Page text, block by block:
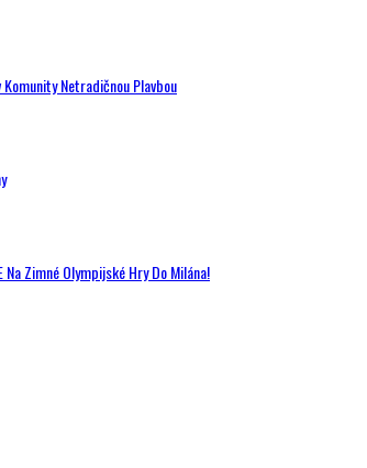
Netradičnou Plavbou
Na Zimné Olympijské Hry Do Milána!